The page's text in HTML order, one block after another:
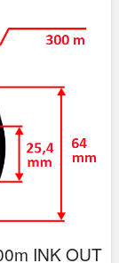
INK OUT